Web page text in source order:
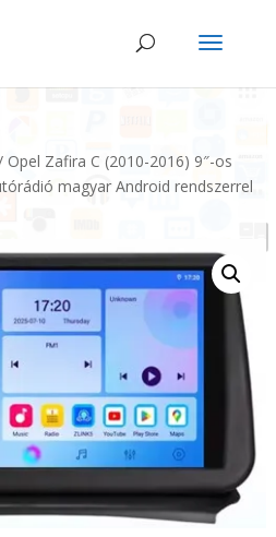
Opel Zafira C (2010-2016) 9″-os
magyar Android rendszerrel